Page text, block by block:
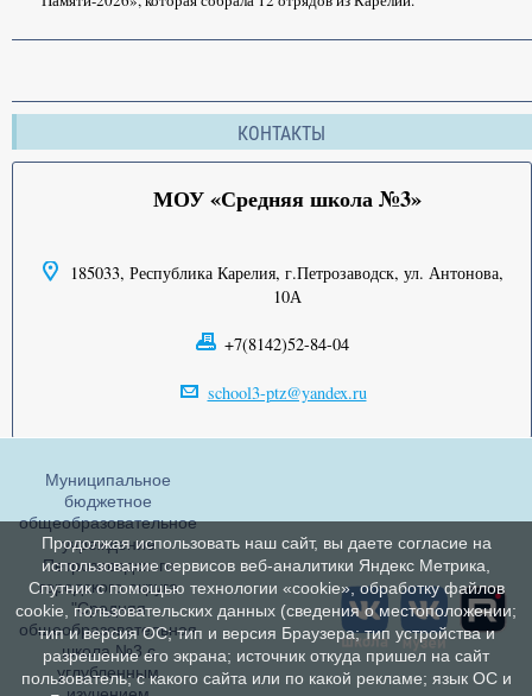
КОНТАКТЫ
МОУ «Средняя школа №3»
185033, Республика Карелия, г.Петрозаводск, ул. Антонова,
10А
+7(8142)52-84-04
school3-ptz@yandex.ru
Муниципальное
бюджетное
общеобразовательное
учреждение
Петрозаводского
городского округа
"Средняя
общеобразовательная
школа №3 с
углубленным
Продолжая использовать наш сайт, вы даете согласие на
использование сервисов веб-аналитики Яндекс Метрика,
Спутник с помощью технологии «cookie», обработку файлов
cookie, пользовательских данных (сведения о местоположении;
тип и версия ОС; тип и версия Браузера; тип устройства и
разрешение его экрана; источник откуда пришел на сайт
пользователь; с какого сайта или по какой рекламе; язык ОС и